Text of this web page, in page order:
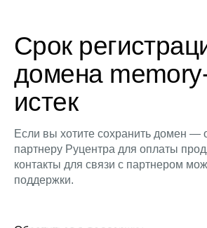
Срок
домена
истек
Если вы хотите сохранить домен —
партнеру Руцентра для оплаты
контакты для связи с партнером
поддержки.